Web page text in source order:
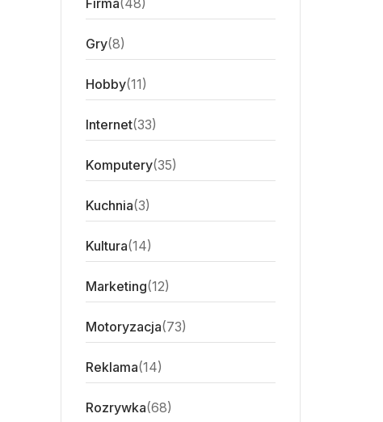
Firma(48)
Gry(8)
Hobby(11)
Internet(33)
Komputery(35)
Kuchnia(3)
Kultura(14)
Marketing(12)
Motoryzacja(73)
Reklama(14)
Rozrywka(68)